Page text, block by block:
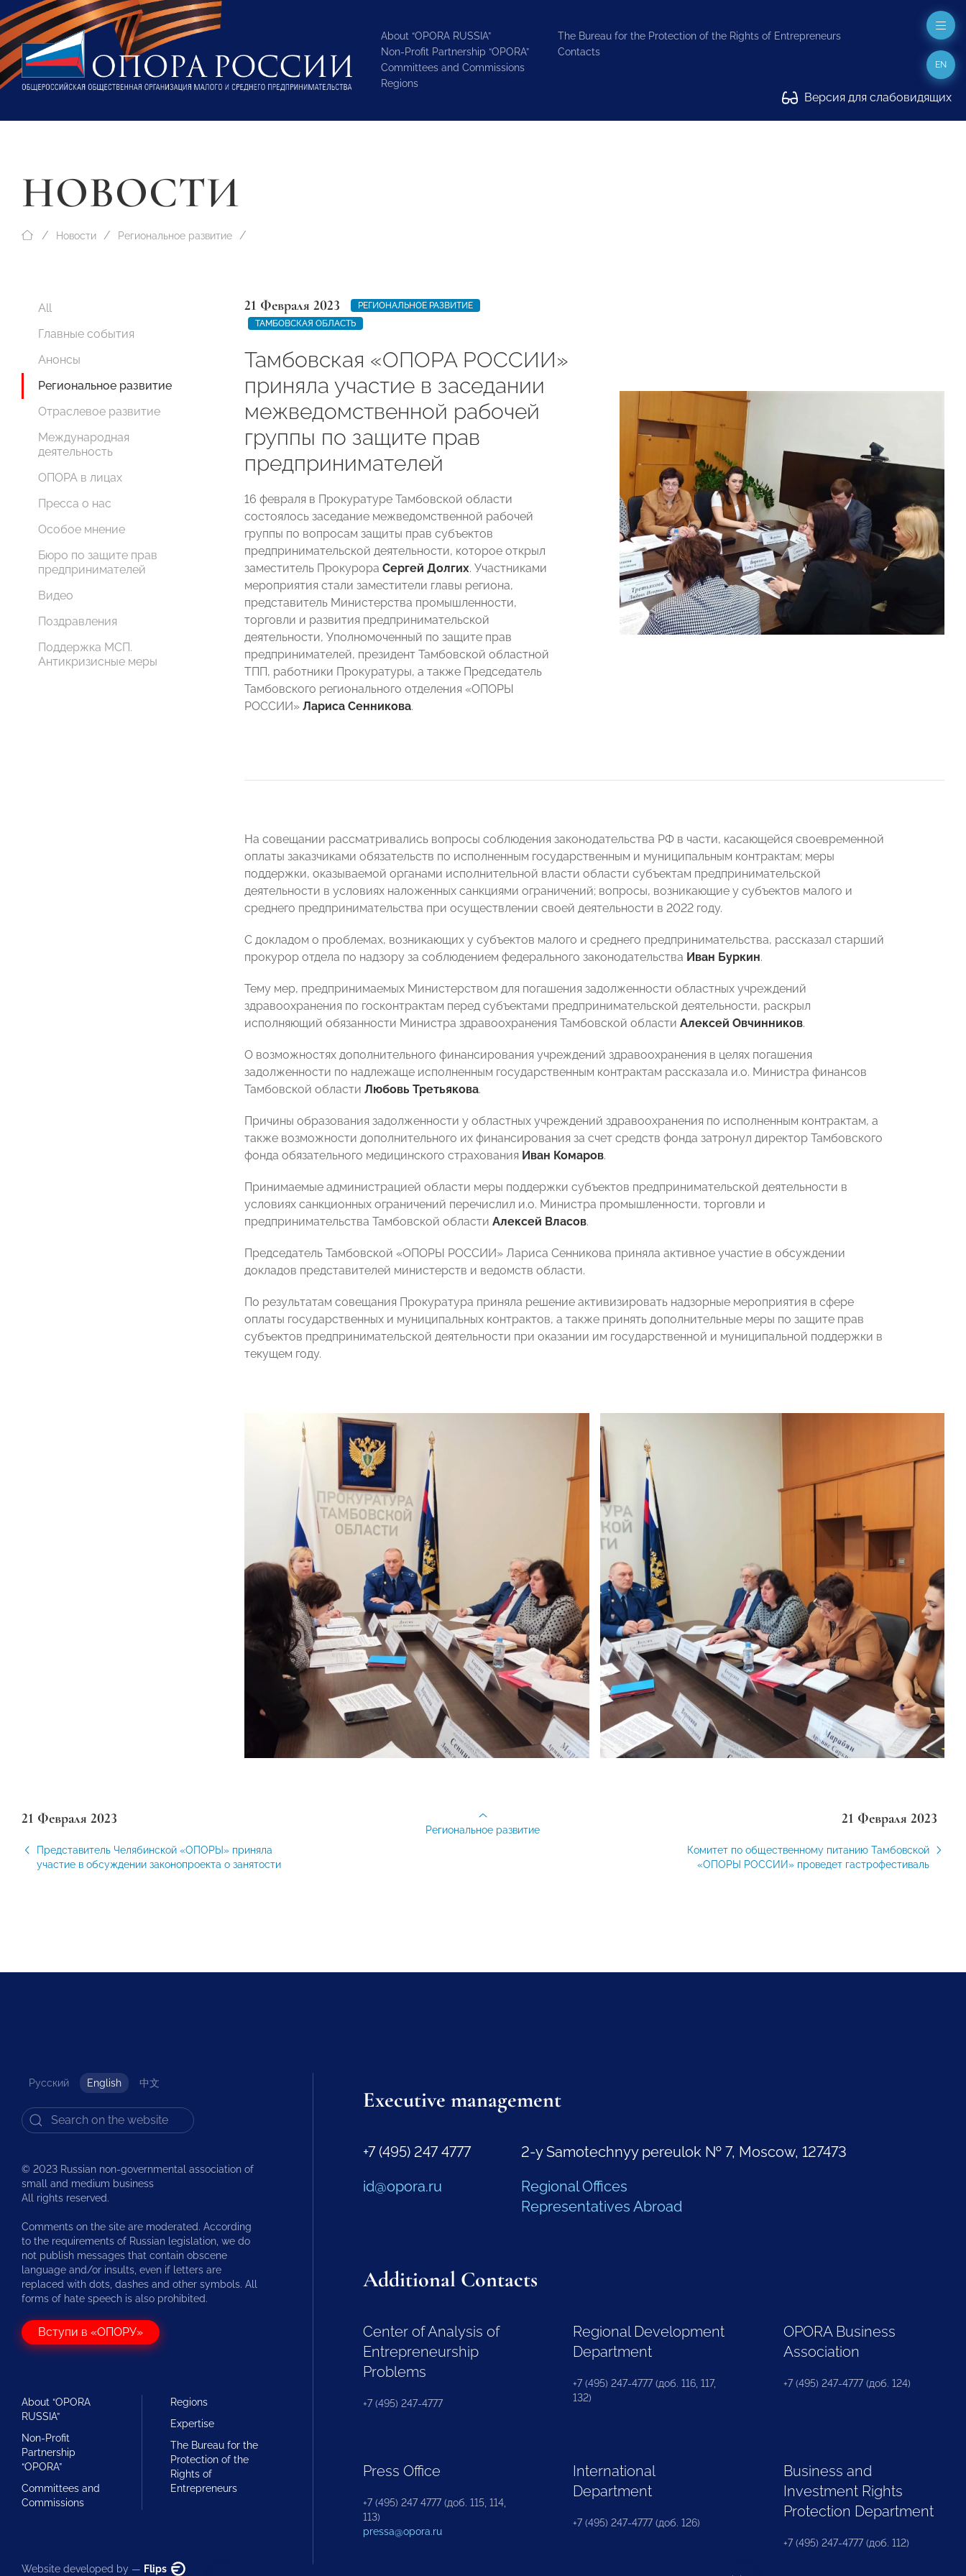
About “OPORA RUSSIA”
Non-Profit Partnership “OPORA”
Committees and Commissions
Regions
The Bureau for the Protection of the Rights of Entrepreneurs
Contacts
Версия для слабовидящих
EN
НОВОСТИ
Новости Региональное развитие
All
Главные события
Анонсы
Региональное развитие
Отраслевое развитие
Международная
деятельность
ОПОРА в лицах
Пресса о нас
Особое мнение
Бюро по защите прав
предпринимателей
Видео
Поздравления
Поддержка МСП.
Антикризисные меры
21 Февраля 2023
РЕГИОНАЛЬНОЕ РАЗВИТИЕ
ТАМБОВСКАЯ ОБЛАСТЬ
Тамбовская «ОПОРА РОССИИ»
приняла участие в заседании
межведомственной рабочей
группы по защите прав
предпринимателей
16 февраля в Прокуратуре Тамбовской области
состоялось заседание межведомственной рабочей
группы по вопросам защиты прав субъектов
предпринимательской деятельности, которое открыл
заместитель Прокурора Сергей Долгих. Участниками
мероприятия стали заместители главы региона,
представитель Министерства промышленности,
торговли и развития предпринимательской
деятельности, Уполномоченный по защите прав
предпринимателей, президент Тамбовской областной
ТПП, работники Прокуратуры, а также Председатель
Тамбовского регионального отделения «ОПОРЫ
РОССИИ» Лариса Сенникова.
На совещании рассматривались вопросы соблюдения законодательства РФ в части, касающейся своевременной
оплаты заказчиками обязательств по исполненным государственным и муниципальным контрактам; меры
поддержки, оказываемой органами исполнительной власти области субъектам предпринимательской
деятельности в условиях наложенных санкциями ограничений; вопросы, возникающие у субъектов малого и
среднего предпринимательства при осуществлении своей деятельности в 2022 году.
С докладом о проблемах, возникающих у субъектов малого и среднего предпринимательства, рассказал старший
прокурор отдела по надзору за соблюдением федерального законодательства Иван Буркин.
Тему мер, предпринимаемых Министерством для погашения задолженности областных учреждений
здравоохранения по госконтрактам перед субъектами предпринимательской деятельности, раскрыл
исполняющий обязанности Министра здравоохранения Тамбовской области Алексей Овчинников.
О возможностях дополнительного финансирования учреждений здравоохранения в целях погашения
задолженности по надлежаще исполненным государственным контрактам рассказала и.о. Министра финансов
Тамбовской области Любовь Третьякова.
Причины образования задолженности у областных учреждений здравоохранения по исполненным контрактам, а
также возможности дополнительного их финансирования за счет средств фонда затронул директор Тамбовского
фонда обязательного медицинского страхования Иван Комаров.
Принимаемые администрацией области меры поддержки субъектов предпринимательской деятельности в
условиях санкционных ограничений перечислил и.о. Министра промышленности, торговли и
предпринимательства Тамбовской области Алексей Власов.
Председатель Тамбовской «ОПОРЫ РОССИИ» Лариса Сенникова приняла активное участие в обсуждении
докладов представителей министерств и ведомств области.
По результатам совещания Прокуратура приняла решение активизировать надзорные мероприятия в сфере
оплаты государственных и муниципальных контрактов, а также принять дополнительные меры по защите прав
субъектов предпринимательской деятельности при оказании им государственной и муниципальной поддержки в
текущем году.
21 Февраля 2023
Представитель Челябинской «ОПОРЫ» приняла
участие в обсуждении законопроекта о занятости
21 Февраля 2023
Комитет по общественному питанию Тамбовской
«ОПОРЫ РОССИИ» проведет гастрофестиваль
Региональное развитие
Русский English 中文
© 2023 Russian non-governmental association of
small and medium business
All rights reserved.
Comments on the site are moderated. According
to the requirements of Russian legislation, we do
not publish messages that contain obscene
language and/or insults, even if letters are
replaced with dots, dashes and other symbols. All
forms of hate speech is also prohibited.
Вступи в «ОПОРУ»
About “OPORA
RUSSIA”
Non-Profit
Partnership
“OPORA”
Committees and
Commissions
Regions
Expertise
The Bureau for the
Protection of the
Rights of
Entrepreneurs
Website developed by — Flips
Executive management
+7 (495) 247 4777
id@opora.ru
2-y Samotechnyy pereulok № 7, Moscow, 127473
Regional Offices
Representatives Abroad
Additional Contacts
Center of Analysis of
Entrepreneurship
Problems
+7 (495) 247-4777
Regional Development
Department
+7 (495) 247-4777 (доб. 116, 117,
132)
OPORA Business
Association
+7 (495) 247-4777 (доб. 124)
Press Office
+7 (495) 247 4777 (доб. 115, 114,
113)
pressa@opora.ru
International
Department
+7 (495) 247-4777 (доб. 126)
Business and
Investment Rights
Protection Department
+7 (495) 247-4777 (доб. 112)